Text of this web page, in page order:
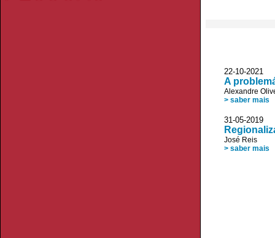
22-10-2021
A
Alexandre
> saber mais
31-05-2019
José Reis
> saber mais